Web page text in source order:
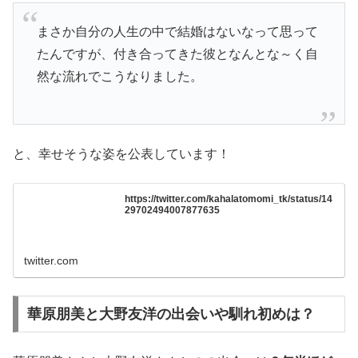
まさか自分の人生の中で結婚はないなって思って
たんですが、付き合ってきた彼となんとな～く自
然な流れでこうなりました。
と、幸せそうな姿を公表しています！
https://twitter.com/kahalatomomi_tk/status/14
29702494007877635
twitter.com
華原朋美と大野友洋の出会いや馴れ初めは？